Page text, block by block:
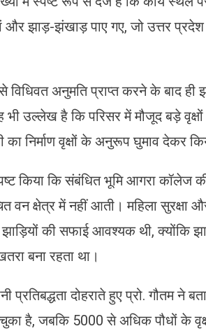
और झाड़-झंखाड़ पाए गए, जो उत्तर
विधिवत अनुमति प्राप्त करने के बाद ही
भी उल्लेख है कि परिसर में मौजूद बड़े
निर्माण वृक्षों के अनुरूप घुमाव देकर
किया कि संबंधित भूमि आगरा कॉलेज
वन क्षेत्र में नहीं आती। महिला
झाड़ियों की सफाई आवश्यक थी,
बना रहता था।
प्रतिबद्धता दोहराते हुए प्रो.
चुका है, जबकि 5000 से अधिक पौधों के